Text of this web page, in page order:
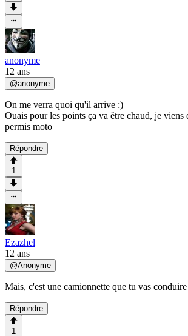
anonyme
12 ans
@anonyme
On me verra quoi qu'il arrive :)
Ouais pour les points ça va être chaud, je viens
permis moto
Répondre
1
Ezazhel
12 ans
@Anonyme
Mais, c'est une camionnette que tu vas
Répondre
1